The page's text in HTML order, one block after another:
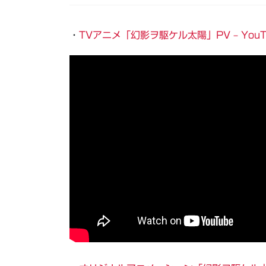
・ TVアニメ「幻影ヲ駆ケル太陽」PV –